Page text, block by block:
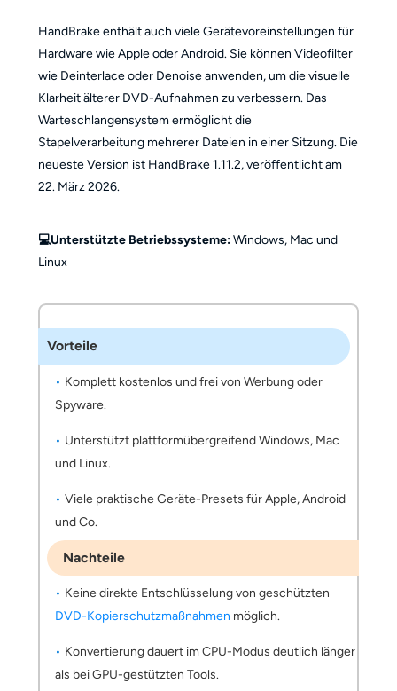
HandBrake enthält auch viele Gerätevoreinstellungen für
Hardware wie Apple oder Android. Sie können Videofilter
wie Deinterlace oder Denoise anwenden, um die visuelle
Klarheit älterer DVD-Aufnahmen zu verbessern. Das
Warteschlangensystem ermöglicht die
Stapelverarbeitung mehrerer Dateien in einer Sitzung. Die
neueste Version ist HandBrake 1.11.2, veröffentlicht am
22. März 2026.
💻Unterstützte Betriebssysteme:Windows, Mac und
Linux
Vorteile
Komplett kostenlos und frei von Werbung oder
Spyware.
Unterstützt plattformübergreifend Windows, Mac
und Linux.
Viele praktische Geräte-Presets für Apple, Android
und Co.
Nachteile
Keine direkte Entschlüsselung von geschützten
DVD-Kopierschutzmaßnahmen möglich.
Konvertierung dauert im CPU-Modus deutlich länger
als bei GPU-gestützten Tools.